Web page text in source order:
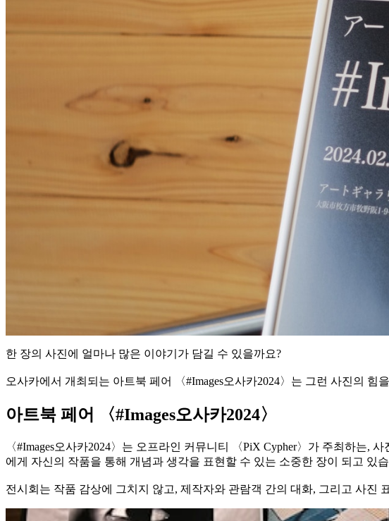
한 장의 사진에 얼마나 많은 이야기가 담길 수 있을까요?
오사카에서 개최되는 아트북 페어 〈#Images오사카2024〉는 그런 사진의 힘
아트북 페어 〈#Images오사카2024〉
〈#Images오사카2024〉는 오프라인 커뮤니티 〈PiX Cypher〉가 주최하는
에게 자신의 작품을 통해 개념과 생각을 표현할 수 있는 소중한 장이 되고 있
전시회는 작품 감상에 그치지 않고, 제작자와 관람객 간의 대화, 그리고 사진